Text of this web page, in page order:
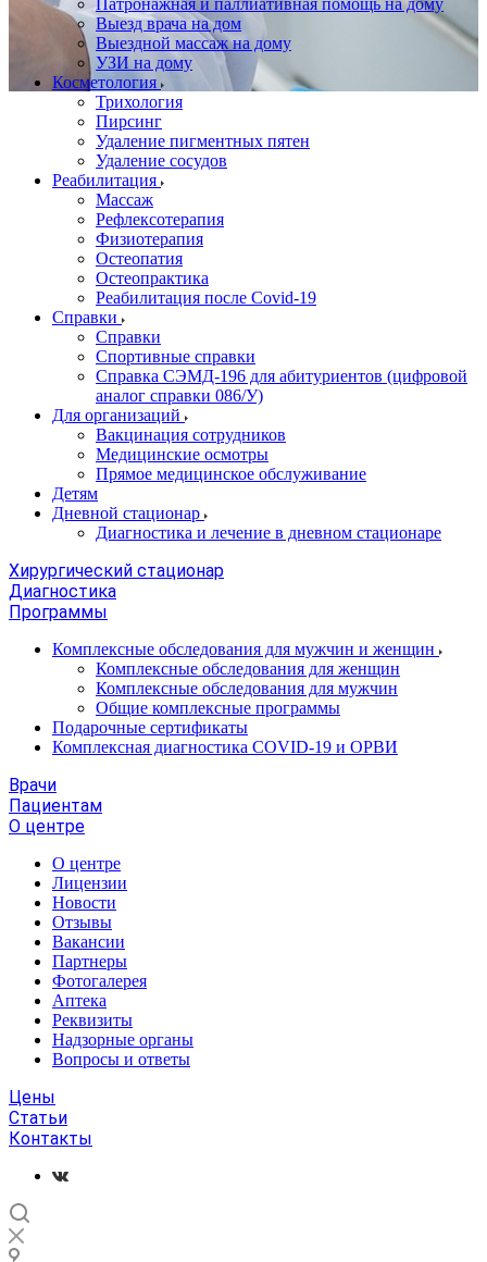
Патронажная и паллиативная помощь на дому
Выезд врача на дом
Выездной массаж на дому
УЗИ на дому
Косметология
Трихология
Пирсинг
Удаление пигментных пятен
Удаление сосудов
Реабилитация
Массаж
Рефлексотерапия
Физиотерапия
Остеопатия
Остеопрактика
Реабилитация после Covid-19
Справки
Справки
Спортивные справки
Справка СЭМД‑196 для абитуриентов (цифровой
аналог справки 086/У)
Для организаций
Вакцинация сотрудников
Медицинские осмотры
Прямое медицинское обслуживание
Детям
Дневной стационар
Диагностика и лечение в дневном стационаре
Хирургический стационар
Диагностика
Программы
Комплексные обследования для мужчин и женщин
Комплексные обследования для женщин
Комплексные обследования для мужчин
Общие комплексные программы
Подарочные сертификаты
Комплексная диагностика COVID-19 и ОРВИ
Врачи
Пациентам
О центре
О центре
Лицензии
Новости
Отзывы
Вакансии
Партнеры
Фотогалерея
Аптека
Реквизиты
Надзорные органы
Вопросы и ответы
Цены
Статьи
Контакты